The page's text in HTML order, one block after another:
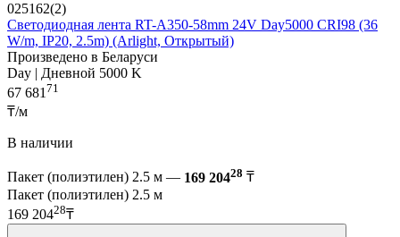
025162(2)
Светодиодная лента RT-A350-58mm 24V Day5000 CRI98 (36
W/m, IP20, 2.5m) (Arlight, Открытый)
Произведено в Беларуси
Day | Дневной 5000 K
67 68171
₸/м
В наличии
Пакет (полиэтилен) 2.5 м — 169 20428 ₸
Пакет (полиэтилен) 2.5 м
169 20428₸